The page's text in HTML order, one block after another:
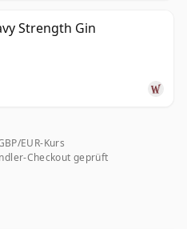
Strength Gin
EUR-Kurs
Checkout geprüft